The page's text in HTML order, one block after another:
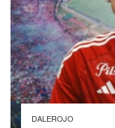
DALEROJO